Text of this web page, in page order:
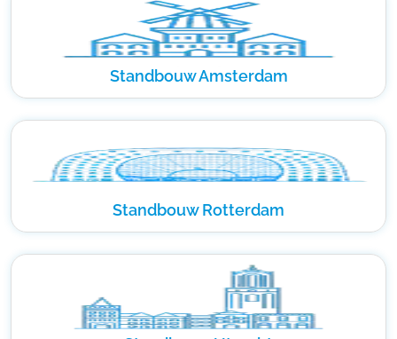
Standbouw Amsterdam
Standbouw Rotterdam